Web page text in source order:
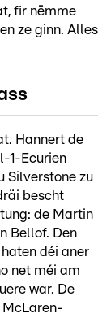
fir nëmme
ze ginn. Alles
Hannert de
1-Ecurien
Silverstone zu
bescht
de Martin
Bellof. Den
déi aner
net méi am
war. De
McLaren-